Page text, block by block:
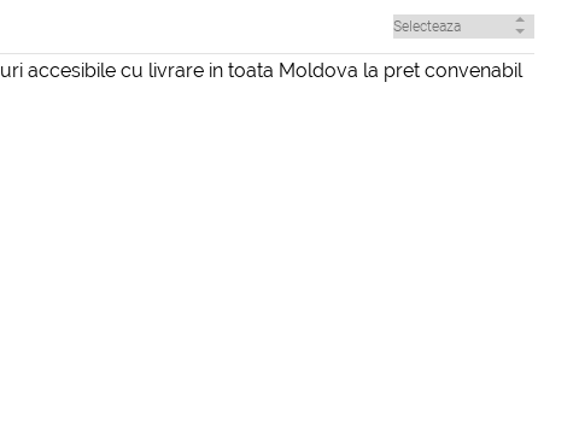
accesibile cu livrare in toata Moldova la pret convenabil